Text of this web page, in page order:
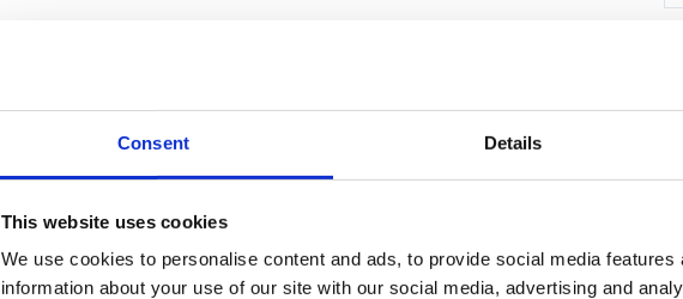
Consent Details
This website uses cookies
We use cookies to personalise content and ads, to provide social media
information about your use of our site with our social media, advertising and